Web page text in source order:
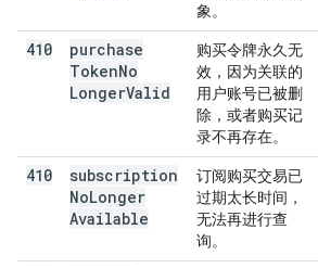
象。
410
purchase
TokenNo
LongerValid
购买令牌永久无
效，因为关联的
用户账号已被删
除，或者购买记
录不再存在。
410
subscription
NoLonger
Available
订阅购买交易已
过期太长时间，
无法再进行查
询。